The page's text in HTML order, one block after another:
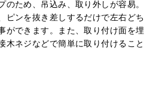
のため、吊込み、取り外しが容易。
ピンを抜き差しするだけで左右どち
ができます。また、取り付け面を埋
木ネジなどで簡単に取り付けること